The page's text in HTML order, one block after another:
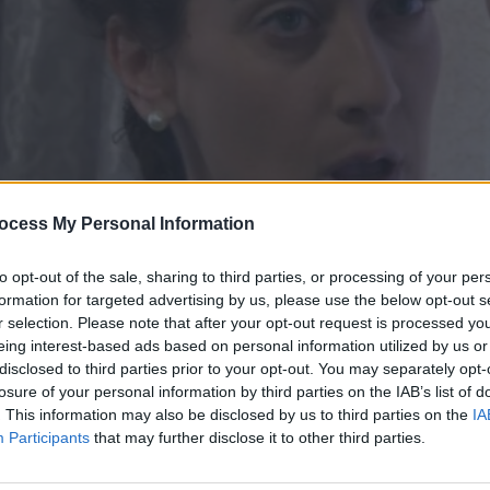
My Personal Information
opt-out of the sale, sharing to third parties, or processing of your
for targeted advertising by us, please use the below opt-out
selection. Please note that after your opt-out request is processed
interest-based ads based on personal information utilized by us
to third parties prior to your opt-out. You may separately
of your personal information by third parties on the IAB’s list of
This information may also be disclosed by us to third parties on the
Participants that may further disclose it to other third parties.
με καλό μάτι τον Λευτέρη. Η Μαριγώ είναι σε
τώρα που επέστρεψε ο γιος της μετά από 20 χρόνια.
ανησυχούν για την εμφάνιση του Στράτου στο
υπόθεση της δίκης. Ο Καράγιωρκης στέλνει δυο άντρες
τον Στεφανή και να πάρουν τις φωτογραφίες και
για άλλη μια φορά ντροπιασμένη από τον άντρα